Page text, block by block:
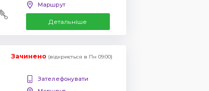
Маршрут
Детальніше
Зачинено (відкриється в Пн 09:00)
Зателефонувати